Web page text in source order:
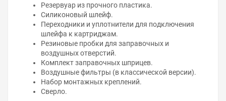
Резервуар из прочного пластика.
Силиконовый шлейф.
Переходники и уплотнители для подключения
шлейфа к картриджам.
Резиновые пробки для заправочных и
воздушных отверстий.
Комплект заправочных шприцев.
Воздушные фильтры (в классической версии).
Набор монтажных креплений.
Сверло.